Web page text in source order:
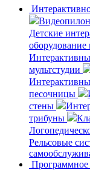
Детские
оборудование
мультстудии
песочницы
стены
трибуны
Рельсовые
Программное